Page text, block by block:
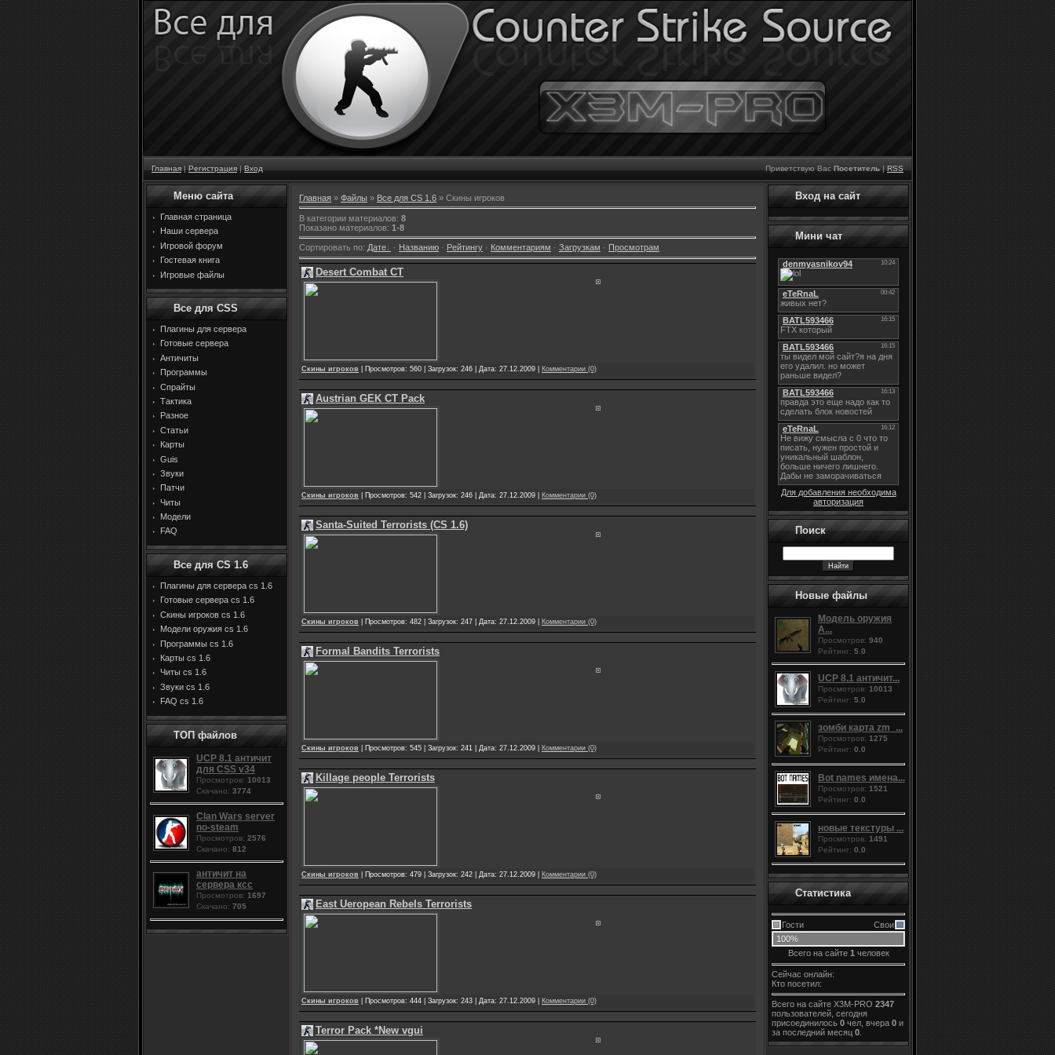
Главная | Регистрация | Вход Приветствую Вас Посетитель | RSS
Меню сайта
Главная страница
Наши сервера
Игровой форум
Гостевая книга
Игровые файлы
Все для CSS
Плагины для сервера
Готовые сервера
Античиты
Программы
Спрайты
Тактика
Разное
Статьи
Карты
Guis
Звуки
Патчи
Читы
Модели
FAQ
Все для CS 1.6
Плагины для сервера cs 1.6
Готовые сервера cs 1.6
Скины игроков cs 1.6
Модели оружия cs 1.6
Программы cs 1.6
Карты cs 1.6
Читы cs 1.6
Звуки cs 1.6
FAQ cs 1.6
ТОП файлов
UCP 8.1 античит
для CSS v34
Просмотров: 10013
Скачано: 3774
Clan Wars server
no-steam
Просмотров: 2576
Скачано: 812
античит на
сервера ксс
Просмотров: 1697
Скачано: 705
Главная » Файлы » Все для CS 1.6 » Скины игроков
В категории материалов: 8
Показано материалов: 1-8
Сортировать по: Дате · Названию · Рейтингу · Комментариям · Загрузкам · Просмотрам
Desert Combat CT
Скины игроков | Просмотров: 560 | Загрузок: 246 | Дата: 27.12.2009 | Комментарии (0)
Austrian GEK CT Pack
Скины игроков | Просмотров: 542 | Загрузок: 246 | Дата: 27.12.2009 | Комментарии (0)
Santa-Suited Terrorists (CS 1.6)
Скины игроков | Просмотров: 482 | Загрузок: 247 | Дата: 27.12.2009 | Комментарии (0)
Formal Bandits Terrorists
Скины игроков | Просмотров: 545 | Загрузок: 241 | Дата: 27.12.2009 | Комментарии (0)
Killage people Terrorists
Скины игроков | Просмотров: 479 | Загрузок: 242 | Дата: 27.12.2009 | Комментарии (0)
East Ueropean Rebels Terrorists
Скины игроков | Просмотров: 444 | Загрузок: 243 | Дата: 27.12.2009 | Комментарии (0)
Terror Pack *New vgui
Вход на сайт
Мини чат
Для добавления необходима
авторизация
Поиск
Новые файлы
Модель оружия
A...
Просмотров: 940
Рейтинг: 5.0
UCP 8.1 античит...
Просмотров: 10013
Рейтинг: 5.0
зомби карта zm_...
Просмотров: 1275
Рейтинг: 0.0
Bot names имена...
Просмотров: 1521
Рейтинг: 0.0
новые текстуры ...
Просмотров: 1491
Рейтинг: 0.0
Статистика
Гости
Свои
100%
Всего на сайте 1 человек
Сейчас онлайн:
Кто посетил:
Всего на сайте X3M-PRO 2347
пользователей, сегодня
присоединилось 0 чел, вчера 0 и
за последний месяц 0